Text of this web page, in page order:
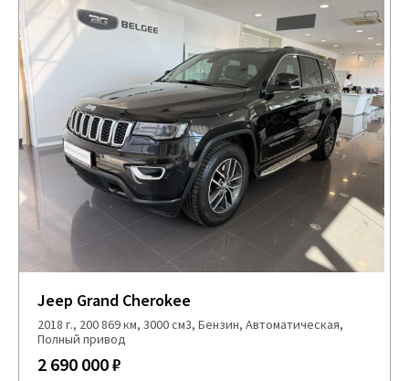
Jeep Grand Cherokee
2018 г., 200 869 км, 3000 см3, Бензин, Автоматическая,
Полный привод
2 690 000 ₽